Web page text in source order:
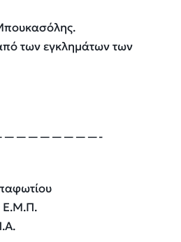
των εγκλημάτων των
Ε.Μ.Π.